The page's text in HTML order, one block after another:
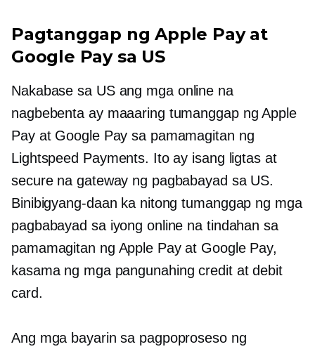
Pagtanggap ng Apple Pay at
Google Pay sa US
Nakabase sa USang mga online na
nagbebenta ay maaaring tumanggap ng Apple
Pay at Google Pay sa pamamagitan ng
Lightspeed Payments. Ito ay isang ligtas at
secure na gateway ng pagbabayad sa US.
Binibigyang-daan ka nitong tumanggap ng mga
pagbabayad sa iyong online na tindahan sa
pamamagitan ng Apple Pay at Google Pay,
kasama ng mga pangunahing credit at debit
card.
Ang mga bayarin sa pagpoproseso ng